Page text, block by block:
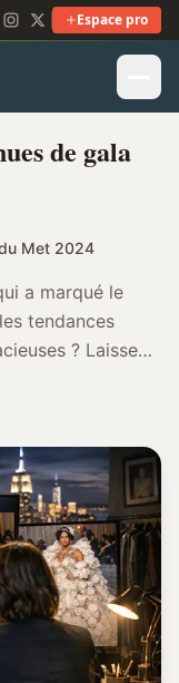
Espace pro
de gala
Met 2024
a marqué le
tendances
? Laissez-
des te...